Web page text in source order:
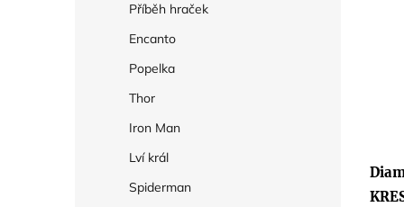
Příběh hraček
Encanto
Popelka
Thor
Iron Man
Lví král
Spiderman